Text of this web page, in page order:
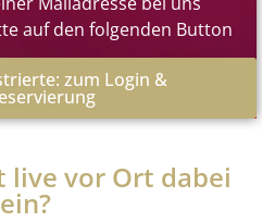
auf den folgenden Button
zum Login &
live vor Ort dabei